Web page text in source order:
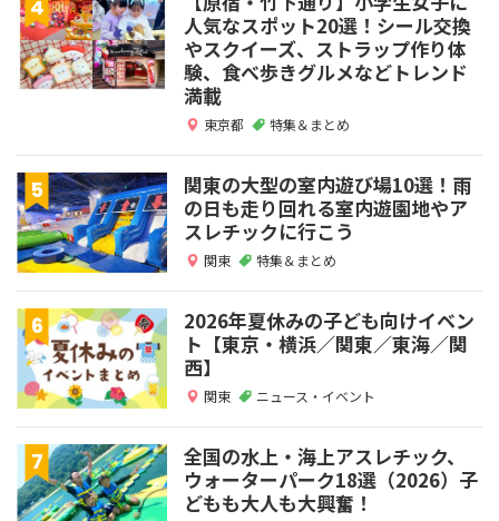
人気なスポット20選！シール交換
やスクイーズ、ストラップ作り体
験、食べ歩きグルメなどトレンド
満載
東京都 特集＆まとめ
関東の大型の室内遊び場10選！雨
の日も走り回れる室内遊園地やア
スレチックに行こう
関東 特集＆まとめ
2026年夏休みの子ども向けイベン
ト【東京・横浜／関東／東海／関
西】
関東 ニュース・イベント
全国の水上・海上アスレチック、
ウォーターパーク18選（2026）子
どもも大人も大興奮！